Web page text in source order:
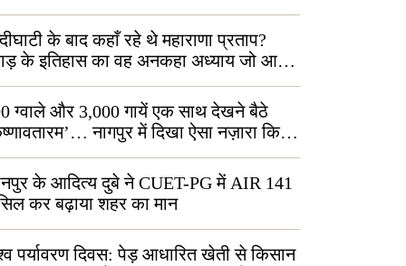
के बाद कहाँ रहे थे महाराणा प्रताप?
के इतिहास का वह अनकहा अध्याय जो आज
में जीवित है
ग्वाले और 3,000 गायें एक साथ देखने बैठे
नागपुर में दिखा ऐसा नज़ारा कि
बोले, “ऐसा तो सिर्फ़ कृष्ण ही कर सकते हैं”
के आदित्य दुबे ने CUET-PG में AIR 141
कर बढ़ाया शहर का मान
पर्यावरण दिवस: पेड़ आधारित खेती से किसान